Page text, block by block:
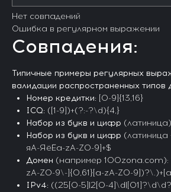
Нет совпадений
Ошибка в регулярном выражении
Совпадения:
Типичные примеры регулярных
валидации распространенных типов
Номер кредитки: [0-9]{13,16}
ICQ: ([1-9])+(?:-?\d){4,}
Набор из букв и цифр
Набор из букв и цифр (латиница
яА-ЯёЁa-zA-Z0-9]+$
Домен (например
zA-Z0-9\-]{0,61}[a-zA-Z0-
IPv4: ((25[0-5]|2[0-